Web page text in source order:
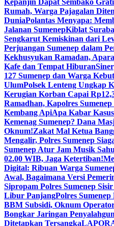
Kepanjin Dapat Sembako
Rumah, Warga Pajagalan
DuniaPolantas Menyapa:
Jalanan SumenepKiblat
Sengkarut Kemiskinan dari
Perjuangan Sumenep dalam
Kekhusyukan Ramadan,
Kafe dan Tempat Hiburan
127 Sumenep dan Warga
UlumPolsek Lenteng Ungkap
Kerugian Korban Capai
Ramadhan, Kapolres
Kembang ApiApa Kabar
Kemenag Sumenep? Dana
Oknum!Zakat Mal Ketua
Mengalir, Polres Sumenep
Sumenep Atur Jam Musik
02.00 WIB, Jaga Ketertiban!
Digital: Ribuan Warga
Awal, Bagaimana Versi
Sipropam Polres Sumenep
Libur PanjangPolres
BBM Subsidi, Oknum
Bongkar Jaringan
Ditetapkan Tersangka